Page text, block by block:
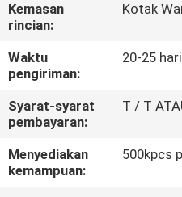
HUBUNGI
KAMI
PERMINTAAN
Kemasan
rincian:
Kotak
Waktu
pengiriman:
20-25 hari
Syarat-syarat
pembayaran:
T / T
Menyediakan
kemampuan:
500kpcs